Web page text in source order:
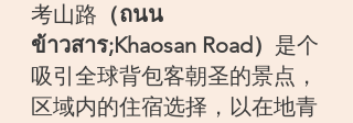
考山路 （ถนน
ข้าวสาร;Khaosan Road） 是个
吸引全球背包客朝圣的景点，
区域内的住宿选择，以在地青